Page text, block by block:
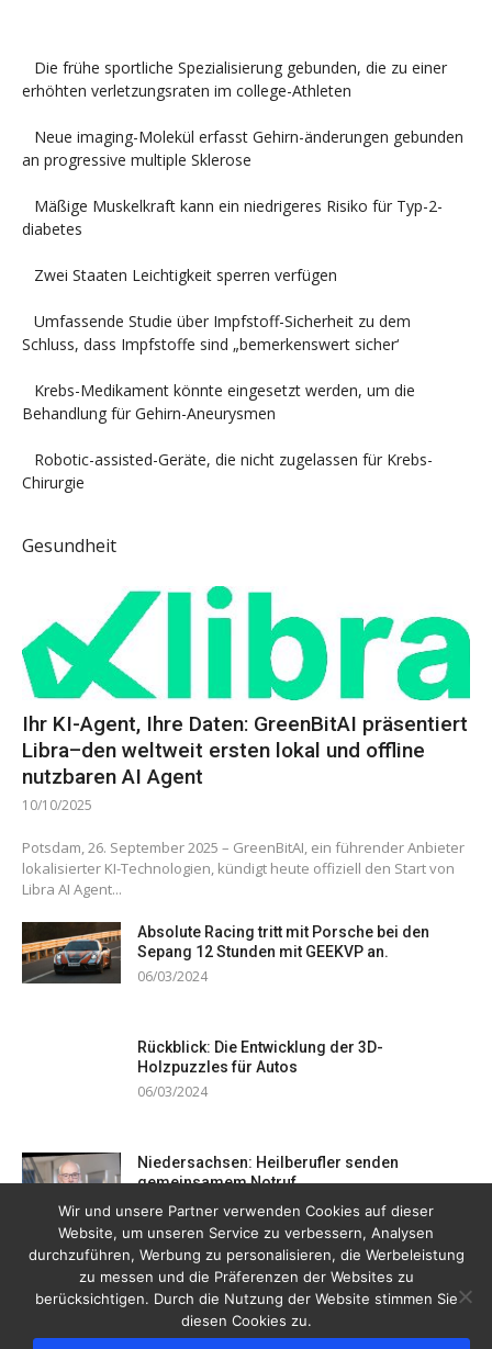
Die frühe sportliche Spezialisierung gebunden, die zu einer
erhöhten verletzungsraten im college-Athleten
Neue imaging-Molekül erfasst Gehirn-änderungen gebunden
an progressive multiple Sklerose
Mäßige Muskelkraft kann ein niedrigeres Risiko für Typ-2-
diabetes
Zwei Staaten Leichtigkeit sperren verfügen
Umfassende Studie über Impfstoff-Sicherheit zu dem
Schluss, dass Impfstoffe sind „bemerkenswert sicher‘
Krebs-Medikament könnte eingesetzt werden, um die
Behandlung für Gehirn-Aneurysmen
Robotic-assisted-Geräte, die nicht zugelassen für Krebs-
Chirurgie
Gesundheit
Ihr KI-Agent, Ihre Daten: GreenBitAI präsentiert
Libra–den weltweit ersten lokal und offline
nutzbaren AI Agent
10/10/2025
Potsdam, 26. September 2025 – GreenBitAI, ein führender Anbieter
lokalisierter KI-Technologien, kündigt heute offiziell den Start von
Libra AI Agent...
Absolute Racing tritt mit Porsche bei den
Sepang 12 Stunden mit GEEKVP an.
06/03/2024
Rückblick: Die Entwicklung der 3D-
Holzpuzzles für Autos
06/03/2024
Niedersachsen: Heilberufler senden
gemeinsamem Notruf
19/12/2023
Wir und unsere Partner verwenden Cookies auf dieser
Website, um unseren Service zu verbessern, Analysen
durchzuführen, Werbung zu personalisieren, die Werbeleistung
zu messen und die Präferenzen der Websites zu
berücksichtigen. Durch die Nutzung der Website stimmen Sie
diesen Cookies zu.